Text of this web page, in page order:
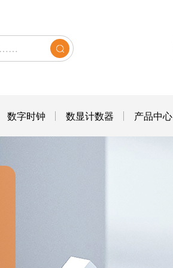
数字时钟 数显计数器 产品中心